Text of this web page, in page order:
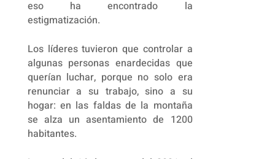
eso ha encontrado la
estigmatización.
Los líderes tuvieron que controlar a
algunas personas enardecidas que
querían luchar, porque no solo era
renunciar a su trabajo, sino a su
hogar: en las faldas de la montaña
se alza un asentamiento de 1200
habitantes.